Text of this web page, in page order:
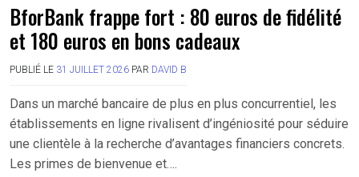
BforBank frappe fort : 80 euros de fidélité
et 180 euros en bons cadeaux
PUBLIÉ LE 31 JUILLET 2026 PAR DAVID B
Dans un marché bancaire de plus en plus concurrentiel, les
établissements en ligne rivalisent d’ingéniosité pour séduire
une clientèle à la recherche d’avantages financiers concrets.
Les primes de bienvenue et….